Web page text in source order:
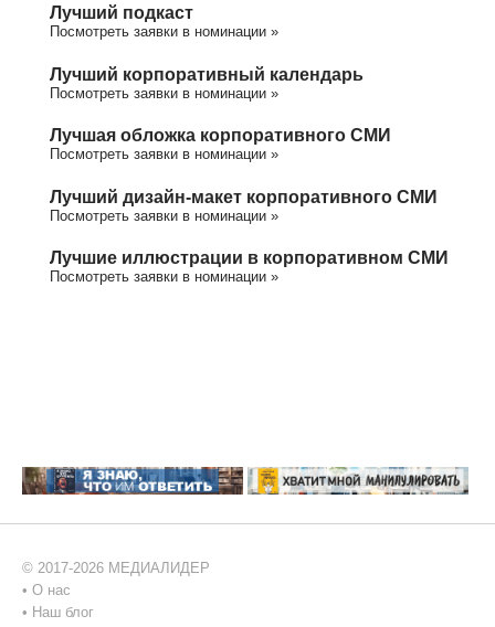
Лучший подкаст
Посмотреть заявки в номинации »
Лучший корпоративный календарь
Посмотреть заявки в номинации »
Лучшая обложка корпоративного СМИ
Посмотреть заявки в номинации »
Лучший дизайн-макет корпоративного СМИ
Посмотреть заявки в номинации »
Лучшие иллюстрации в корпоративном СМИ
Посмотреть заявки в номинации »
© 2017-2026 МЕДИАЛИДЕР
• О нас
• Наш блог